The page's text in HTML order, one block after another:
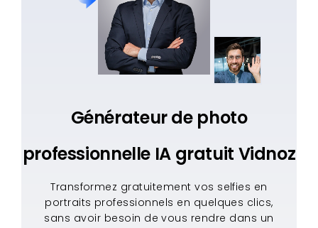
Générateur de photo
professionnelle IA gratuit Vidnoz
Transformez gratuitement vos selfies en
portraits professionnels en quelques clics,
sans avoir besoin de vous rendre dans un